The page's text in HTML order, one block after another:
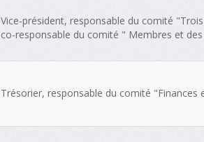
Vice-président, responsable du comité
co-responsable du comité " Membres et
Trésorier, responsable du comité